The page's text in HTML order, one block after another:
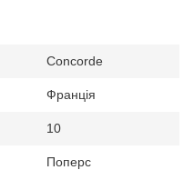
Concorde
Франція
10
Поперс